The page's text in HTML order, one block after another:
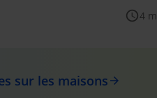
schedule4
sur les maisons arrow_forward